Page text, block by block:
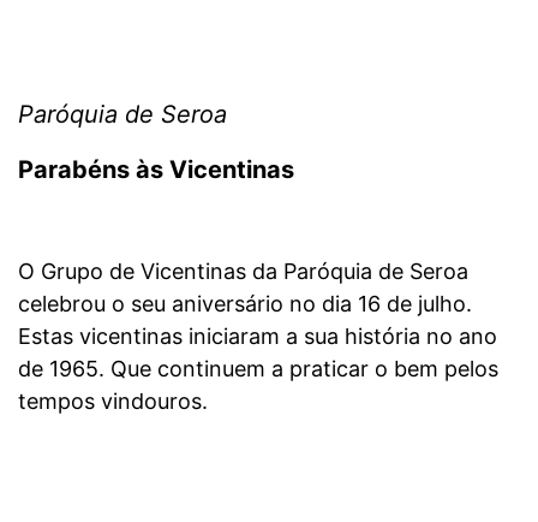
Paróquia de Seroa
Parabéns às Vicentinas
O Grupo de Vicentinas da Paróquia de Seroa
celebrou o seu aniversário no dia 16 de julho.
Estas vicentinas iniciaram a sua história no ano
de 1965. Que continuem a praticar o bem pelos
tempos vindouros.